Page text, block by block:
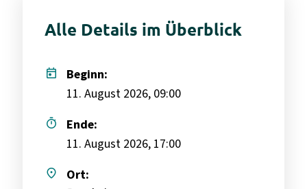
Alle Details im Überblick
today
Beginn:
11. August 2026, 09:00
timer
Ende:
11. August 2026, 17:00
place
Ort: